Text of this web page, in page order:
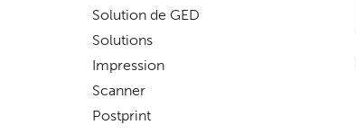
Solution de GED
Solutions
Impression
Scanner
Postprint